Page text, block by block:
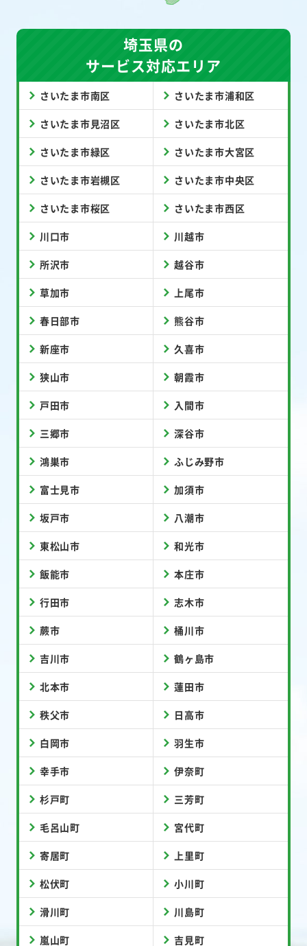
埼玉県の
サービス対応エリア
さいたま市南区 さいたま市浦和区
さいたま市見沼区 さいたま市北区
さいたま市緑区 さいたま市大宮区
さいたま市岩槻区 さいたま市中央区
さいたま市桜区 さいたま市西区
川口市 川越市
所沢市 越谷市
草加市 上尾市
春日部市 熊谷市
新座市 久喜市
狭山市 朝霞市
戸田市 入間市
三郷市 深谷市
鴻巣市 ふじみ野市
富士見市 加須市
坂戸市 八潮市
東松山市 和光市
飯能市 本庄市
行田市 志木市
蕨市 桶川市
吉川市 鶴ヶ島市
北本市 蓮田市
秩父市 日高市
白岡市 羽生市
幸手市 伊奈町
杉戸町 三芳町
毛呂山町 宮代町
寄居町 上里町
松伏町 小川町
滑川町 川島町
嵐山町 吉見町